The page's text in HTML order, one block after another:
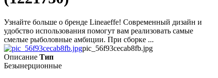
Узнайте больше о бренде Lineaeffe! Современный дизайн и
удобство использования помогут вам реализовать самые
смелые рыболовные амбиции. При сборке ...
pic_56f93cecab8fb.jpg
Описание Тип
Безынерционные